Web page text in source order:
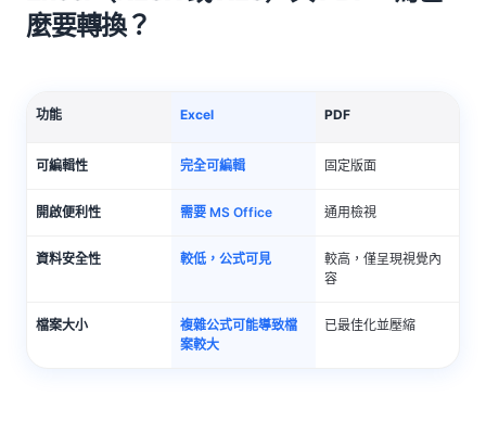
麼要轉換？
功能 Excel PDF
可編輯性 完全可編輯 固定版面
開啟便利性 需要 MS Office 通用檢視
資料安全性 較低，公式可見
較高，僅呈現視覺內
容
檔案大小
複雜公式可能導致檔
案較大
已最佳化並壓縮